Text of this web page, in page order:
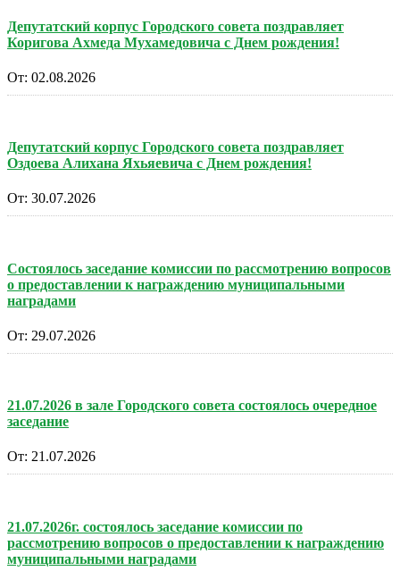
Депутатский корпус Городского совета поздравляет
Коригова Ахмеда Мухамедовича с Днем рождения!
От: 02.08.2026
Депутатский корпус Городского совета поздравляет
Оздоева Алихана Яхьяевича с Днем рождения!
От: 30.07.2026
Состоялось заседание комиссии по рассмотрению вопросов
о предоставлении к награждению муниципальными
наградами
От: 29.07.2026
21.07.2026 в зале Городского совета состоялось очередное
заседание
От: 21.07.2026
21.07.2026г. состоялось заседание комиссии по
рассмотрению вопросов о предоставлении к награждению
муниципальными наградами